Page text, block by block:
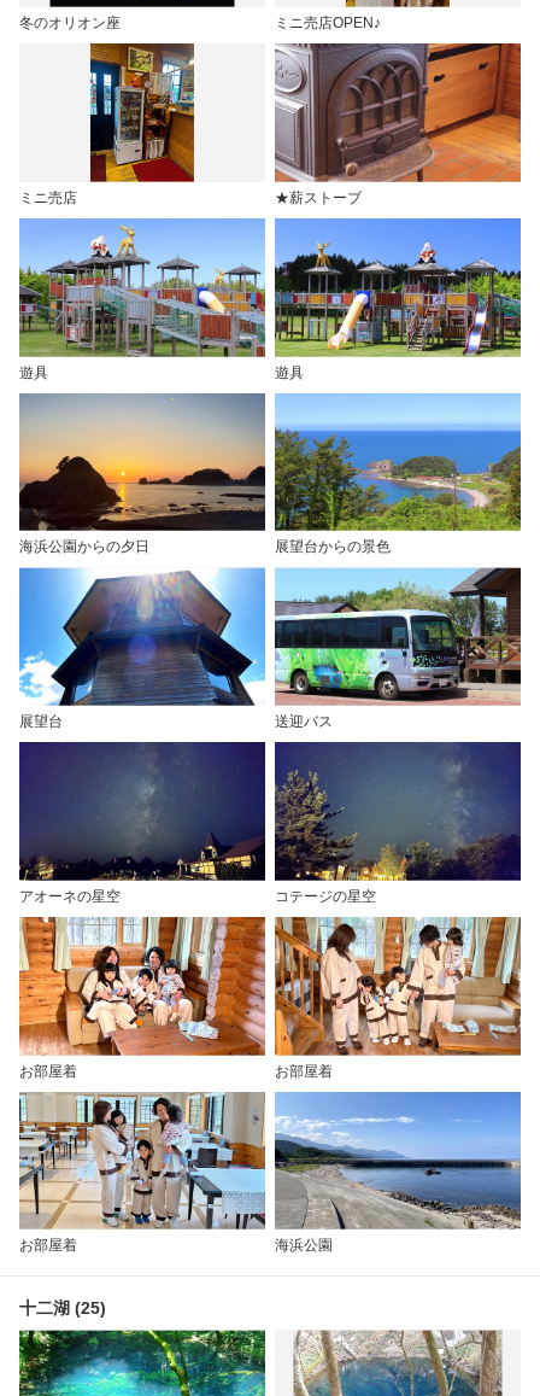
冬のオリオン座 ミニ売店OPEN♪
ミニ売店 ★薪ストーブ
遊具 遊具
海浜公園からの夕日 展望台からの景色
展望台 送迎バス
アオーネの星空 コテージの星空
お部屋着 お部屋着
お部屋着 海浜公園
十二湖 (25)